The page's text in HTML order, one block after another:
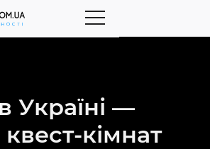
Україні —
квест-кімнат